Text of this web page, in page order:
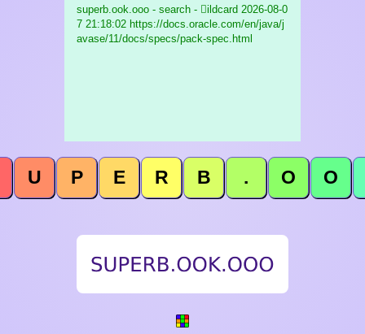
superb.ook.ooo - search - ildcard 2026-08-0
7 21:18:02 https://docs.oracle.com/en/java/j
avase/11/docs/specs/pack-spec.html
U P E R B . O O